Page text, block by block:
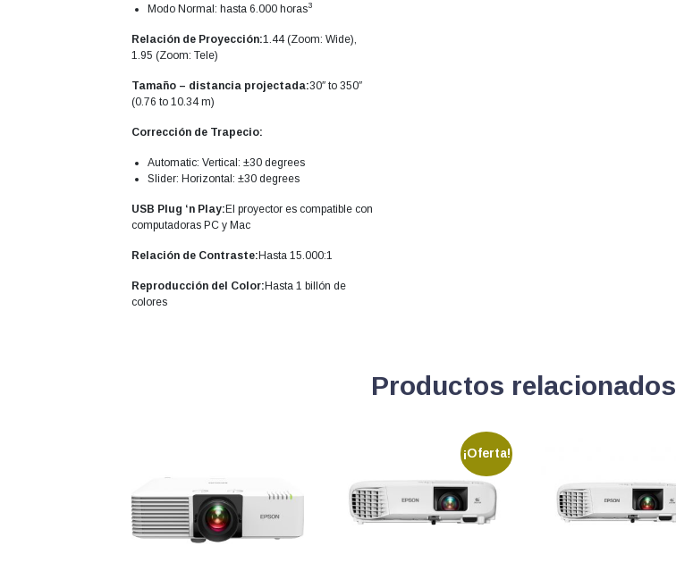
Modo Normal: hasta 6.000 horas3
Relación de Proyección:1.44 (Zoom: Wide),
1.95 (Zoom: Tele)
Tamaño – distancia projectada:30″ to 350″
(0.76 to 10.34 m)
Corrección de Trapecio:
Automatic: Vertical: ±30 degrees
Slider: Horizontal: ±30 degrees
USB Plug ‘n Play:El proyector es compatible con
computadoras PC y Mac
Relación de Contraste:Hasta 15.000:1
Reproducción del Color:Hasta 1 billón de
colores
Productos relacionados
¡Oferta!